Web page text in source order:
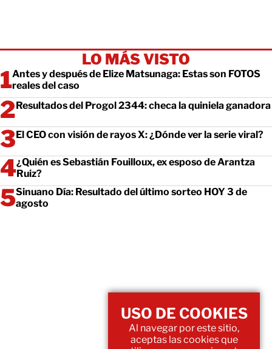
LO MÁS VISTO
Antes y después de Elize Matsunaga: Estas son FOTOS
reales del caso
Resultados del Progol 2344: checa la quiniela ganadora
El CEO con visión de rayos X: ¿Dónde ver la serie viral?
¿Quién es Sebastián Fouilloux, ex esposo de Arantza
Ruiz?
Sinuano Día: Resultado del último sorteo HOY 3 de
agosto
USO DE COOKIES
Al navegar por este sitio,
aceptas las cookies que